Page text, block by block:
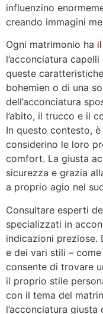
influenzino
creando immagini
Ogni matrimonio ha
l’acconciatura
queste
bohemien o di una
dell’acconciatura
l’abito, il trucco e il
In questo contesto,
considerino le loro
comfort. La giusta
sicurezza e grazia
a proprio agio nel
Consultare esperti
specializzati in
indicazioni preziose.
e dei vari stili –
consente di trovare
il proprio stile
con il tema del
l’acconciatura